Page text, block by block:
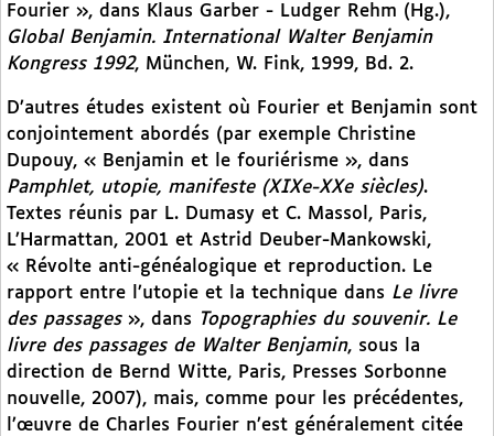
Fourier », dans Klaus Garber - Ludger Rehm (Hg.),
Global Benjamin. International Walter Benjamin
Kongress 1992, München, W. Fink, 1999, Bd. 2.
D’autres études existent où Fourier et Benjamin sont
conjointement abordés (par exemple Christine
Dupouy, « Benjamin et le fouriérisme », dans
Pamphlet, utopie, manifeste (XIXe-XXe siècles).
Textes réunis par L. Dumasy et C. Massol, Paris,
L’Harmattan, 2001 et Astrid Deuber-Mankowski,
« Révolte anti-généalogique et reproduction. Le
rapport entre l’utopie et la technique dans Le livre
des passages», dans Topographies du souvenir. Le
livre des passages de Walter Benjamin, sous la
direction de Bernd Witte, Paris, Presses Sorbonne
nouvelle, 2007), mais, comme pour les précédentes,
l’œuvre de Charles Fourier n’est généralement citée